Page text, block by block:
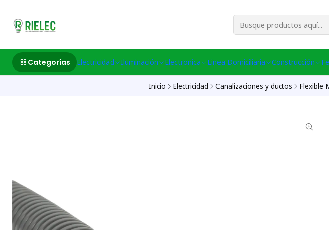
Categorías Electricidad Iluminación Electronica Linea Domiciliaria Construcción
Inicio Electricidad Canalizaciones y ductos Flexible